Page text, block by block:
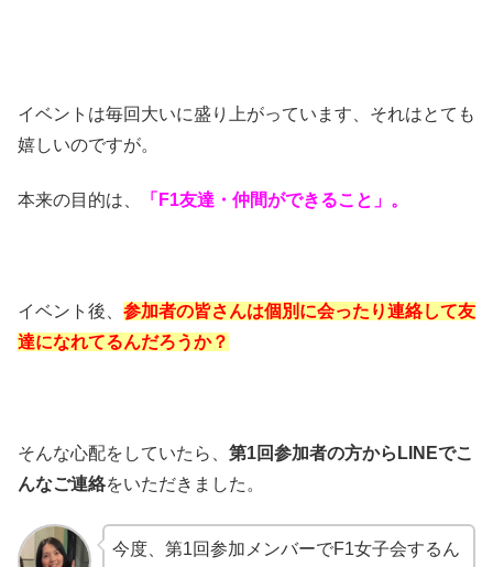
イベントは毎回大いに盛り上がっています、それはとても
嬉しいのですが。
本来の目的は、 「F1友達・仲間ができること」。
イベント後、 参加者の皆さんは個別に会ったり連絡して友
達になれてるんだろうか？
そんな心配をしていたら、 第1回参加者の方からLINEでこ
んなご連絡をいただきました。
今度、第1回参加メンバーでF1女子会するん